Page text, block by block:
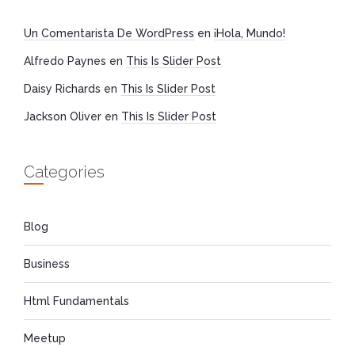
Un Comentarista De WordPress en ¡Hola, Mundo!
Alfredo Paynes en This Is Slider Post
Daisy Richards en This Is Slider Post
Jackson Oliver en This Is Slider Post
Categories
Blog
Business
Html Fundamentals
Meetup